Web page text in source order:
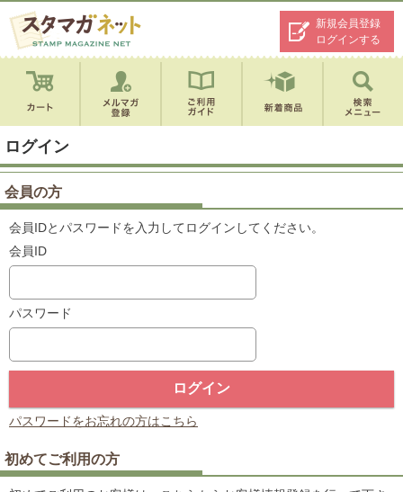
新規会員登録
ログインする
ログイン
会員の方
会員IDとパスワードを入力してログインしてください。
会員ID
パスワード
パスワードをお忘れの方はこちら
初めてご利用の方